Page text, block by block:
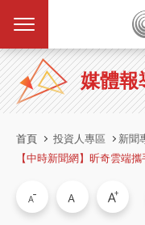
媒體報
首頁 投資人專區 新聞
【中時新聞網】昕奇雲端